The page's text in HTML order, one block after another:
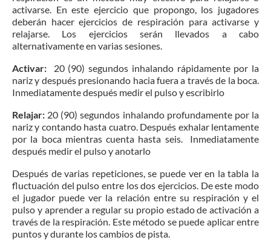
activarse. En este ejercicio que propongo, los jugadores
deberán hacer ejercicios de respiración para activarse y
relajarse. Los ejercicios serán llevados a cabo
alternativamente en varias sesiones.
Activar: 20 (90) segundos inhalando rápidamente por la
nariz y después presionando hacia fuera a través de la boca.
Inmediatamente después medir el pulso y escribirlo
Relajar: 20 (90) segundos inhalando profundamente por la
nariz y contando hasta cuatro. Después exhalar lentamente
por la boca mientras cuenta hasta seis. Inmediatamente
después medir el pulso y anotarlo
Después de varias repeticiones, se puede ver en la tabla la
fluctuación del pulso entre los dos ejercicios. De este modo
el jugador puede ver la relación entre su respiración y el
pulso y aprender a regular su propio estado de activación a
través de la respiración. Este método se puede aplicar entre
puntos y durante los cambios de pista.